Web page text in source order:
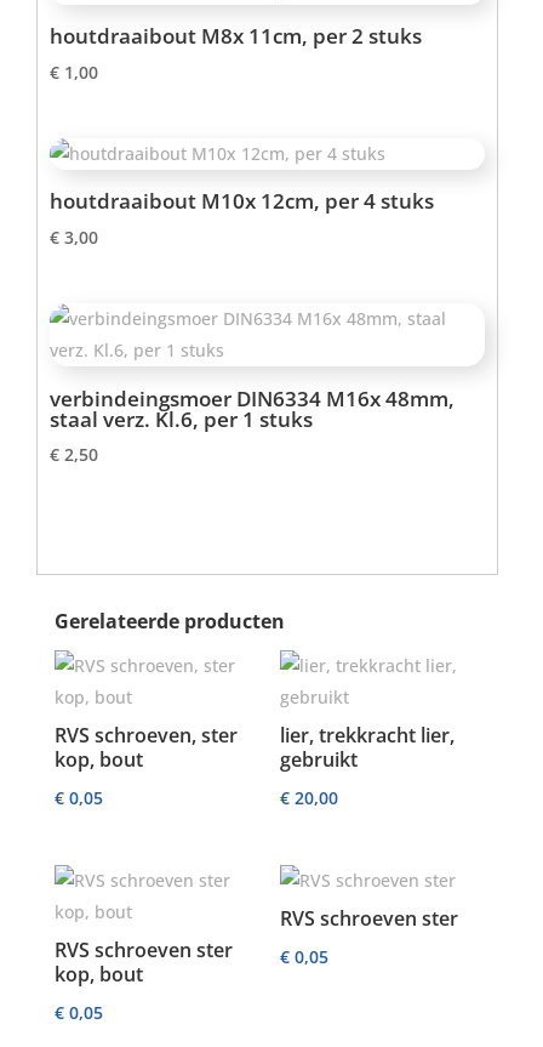
houtdraaibout M8x 11cm, per 2 stuks
€ 1,00
houtdraaibout M10x 12cm, per 4 stuks
€ 3,00
verbindeingsmoer DIN6334 M16x 48mm,
staal verz. Kl.6, per 1 stuks
€ 2,50
Gerelateerde producten
RVS schroeven, ster
kop, bout
€0,05
lier, trekkracht lier,
gebruikt
€ 20,00
RVS schroeven ster
kop, bout
€0,05
RVS schroeven ster
€ 0,05